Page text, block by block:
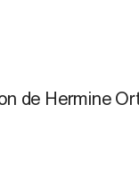
de Hermine